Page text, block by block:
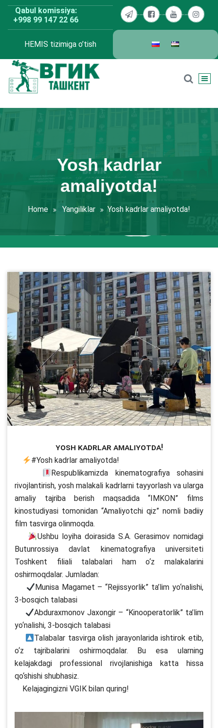
Skip
content
Qabul komissiya:
+998 99 147 22 66
HEMIS tizimiga o’tish
Yosh kadrlar
amaliyotda!
Home Yangiliklar Yosh kadrlar amaliyotda!
Yosh kadrlar amaliyotda!
#Yosh kadrlar amaliyotda!
Respublikamizda kinematografiya sohasini
rivojlantirish, yosh malakali kadrlarni tayyorlash va ularga
amaliy tajriba berish maqsadida “IMKON” films
kinostudiyasi tomonidan “Amaliyotchi qiz” nomli badiiy
film tasvirga olinmoqda.
Ushbu loyiha doirasida S.A. Gerasimov nomidagi
Butunrossiya davlat kinematografiya universiteti
Toshkent filiali talabalari ham o‘z malakalarini
oshirmoqdalar. Jumladan:
Munisa Magamet – “Rejissyorlik” ta’lim yo‘nalishi,
3-bosqich talabasi
Abduraxmonov Jaxongir – “Kinooperatorlik” ta’lim
yo‘nalishi, 3-bosqich talabasi
Talabalar tasvirga olish jarayonlarida ishtirok etib,
o‘z tajribalarini oshirmoqdalar. Bu esa ularning
kelajakdagi professional rivojlanishiga katta hissa
qo‘shishi shubhasiz.
Kelajagingizni VGIK bilan quring!